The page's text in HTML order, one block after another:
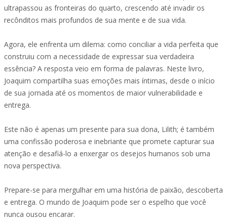
ultrapassou as fronteiras do quarto, crescendo até invadir os
recônditos mais profundos de sua mente e de sua vida.
Agora, ele enfrenta um dilema: como conciliar a vida perfeita que
construiu com a necessidade de expressar sua verdadeira
essência? A resposta veio em forma de palavras. Neste livro,
Joaquim compartilha suas emoções mais íntimas, desde o início
de sua jornada até os momentos de maior vulnerabilidade e
entrega.
Este não é apenas um presente para sua dona, Lilith; é também
uma confissão poderosa e inebriante que promete capturar sua
atenção e desafiá-lo a enxergar os desejos humanos sob uma
nova perspectiva.
Prepare-se para mergulhar em uma história de paixão, descoberta
e entrega. O mundo de Joaquim pode ser o espelho que você
nunca ousou encarar.